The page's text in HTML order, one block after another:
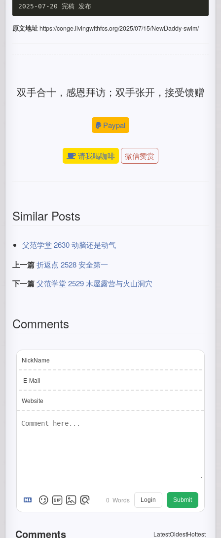
原文地址https://conge.livingwithfcs.org/2025/07/15/NewDaddy-swim/
双手合十，感恩拜访；双手张开，接受馈赠
Paypal
请我喝咖啡 微信赞赏
Similar Posts
父范学堂 2630 动脑还是动气
上一篇 折返点 2528 安全第一
下一篇 父范学堂 2529 木屋露营与火山洞穴
Comments
NickName
E-Mail
Website
0 Words Login Submit
Comments LatestOldestHottest